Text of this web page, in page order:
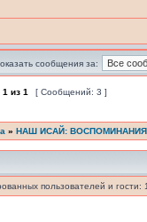
сообщения за:
1 из 1 [ Сообщений: 3 ]
» НАШ ИСАЙ: ВОСПОМИНАНИЯ
пользователей и гости: 1